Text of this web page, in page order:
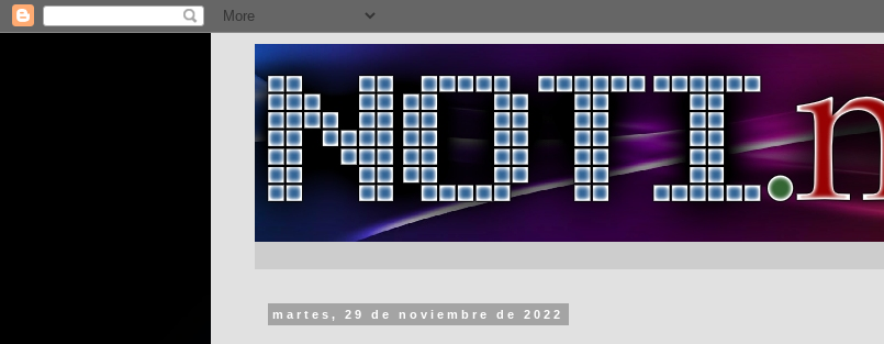
martes, 29 de noviembre de 2022